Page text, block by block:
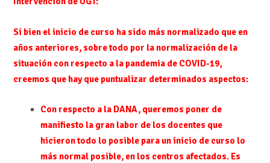
Si bien el inicio de curso ha sido más normalizado que en
años anteriores, sobre todo por la normalización de la
situación con respecto a la pandemia de COVID-19,
creemos que hay que puntualizar determinados aspectos:
Con respecto a la DANA, queremos poner de
manifiesto la gran labor de los docentes que
hicieron todo lo posible para un inicio de curso lo
más normal posible, en los centros afectados. Es